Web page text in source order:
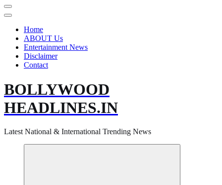
Home
ABOUT Us
Entertainment News
Disclaimer
Contact
BOLLYWOOD
HEADLINES.IN
Latest National & International Trending News